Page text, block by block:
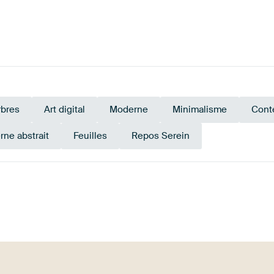
Art digital Moderne Minimalisme
abstrait Feuilles Repos Serein